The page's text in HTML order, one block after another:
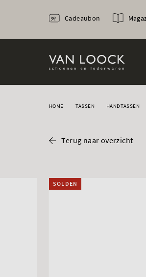
Cadeaubon
HOME TASSEN HANDTASSEN
Terug naar overzicht
SOLDEN